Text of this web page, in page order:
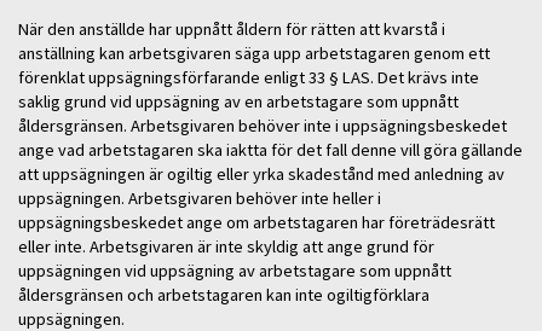
När den anställde har uppnått åldern för rätten att kvarstå i
anställning kan arbetsgivaren säga upp arbetstagaren genom ett
förenklat uppsägningsförfarande enligt 33 § LAS. Det krävs inte
saklig grund vid uppsägning av en arbetstagare som uppnått
åldersgränsen. Arbetsgivaren behöver inte i uppsägningsbeskedet
ange vad arbetstagaren ska iaktta för det fall denne vill göra gällande
att uppsägningen är ogiltig eller yrka skadestånd med anledning av
uppsägningen. Arbetsgivaren behöver inte heller i
uppsägningsbeskedet ange om arbetstagaren har företrädesrätt
eller inte. Arbetsgivaren är inte skyldig att ange grund för
uppsägningen vid uppsägning av arbetstagare som uppnått
åldersgränsen och arbetstagaren kan inte ogiltigförklara
uppsägningen.